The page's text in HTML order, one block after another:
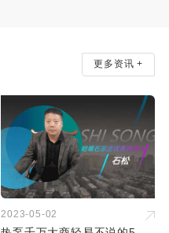
更多资讯 +
2023-05-02